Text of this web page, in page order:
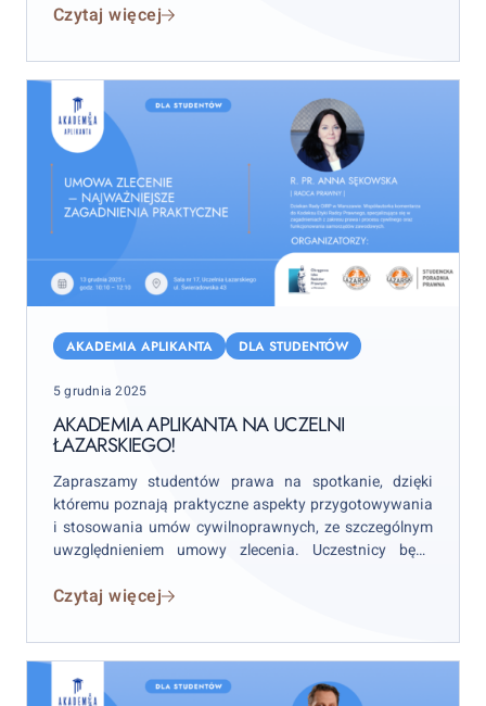
Czytaj więcej
Aplikanta
Uczelni
Łazarskiego!
AKADEMIA APLIKANTA DLA STUDENTÓW
Posted
5 grudnia 2025
AKADEMIA APLIKANTA NA UCZELNI
ŁAZARSKIEGO!
Zapraszamy studentów prawa na spotkanie, dzięki
któremu poznają praktyczne aspekty przygotowywania
i stosowania umów cywilnoprawnych, ze szczególnym
uwzględnieniem umowy zlecenia. Uczestnicy będą
na aplikacji radcowskiej w Izbie warszawskiej.
Czytaj więcej